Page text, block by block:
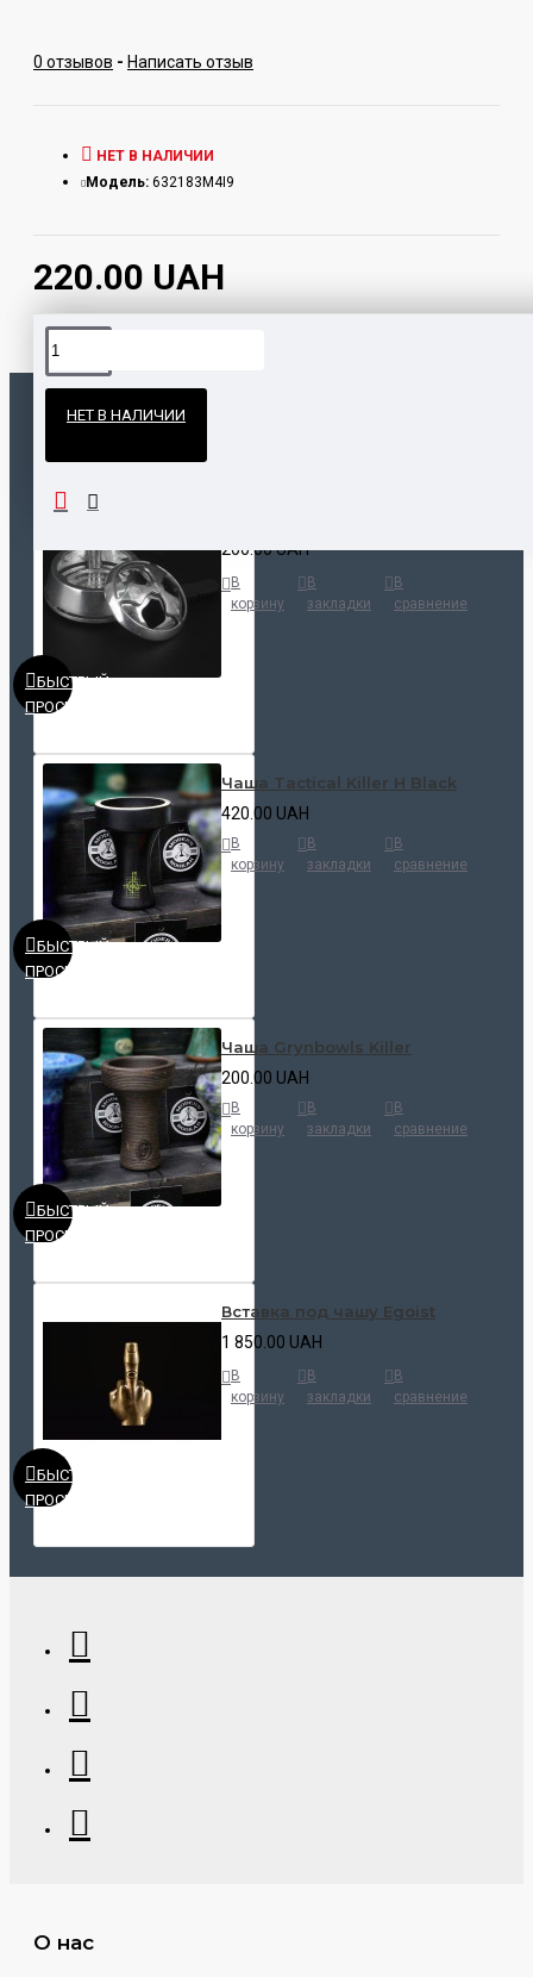
0 отзывов - Написать отзыв
220.00 UAH
НЕТ В НАЛИЧИИ
Модель: 632183M4I9
НЕТ В НАЛИЧИИ
ПОПУЛЯРНЫЕ ТОВАРЫ
БЫСТРЫЙ
ПРОСМОТР
200.00 UAH
В
корзину
В
закладки
В
сравнение
БЫСТРЫЙ
ПРОСМОТР
Чаша Tactical Killer H Black
420.00 UAH
В
корзину
В
закладки
В
сравнение
БЫСТРЫЙ
ПРОСМОТР
Чаша Grynbowls Killer
200.00 UAH
В
корзину
В
закладки
В
сравнение
БЫСТРЫЙ
ПРОСМОТР
Вставка под чашу Egoist
1 850.00 UAH
В
корзину
В
закладки
В
сравнение
О нас